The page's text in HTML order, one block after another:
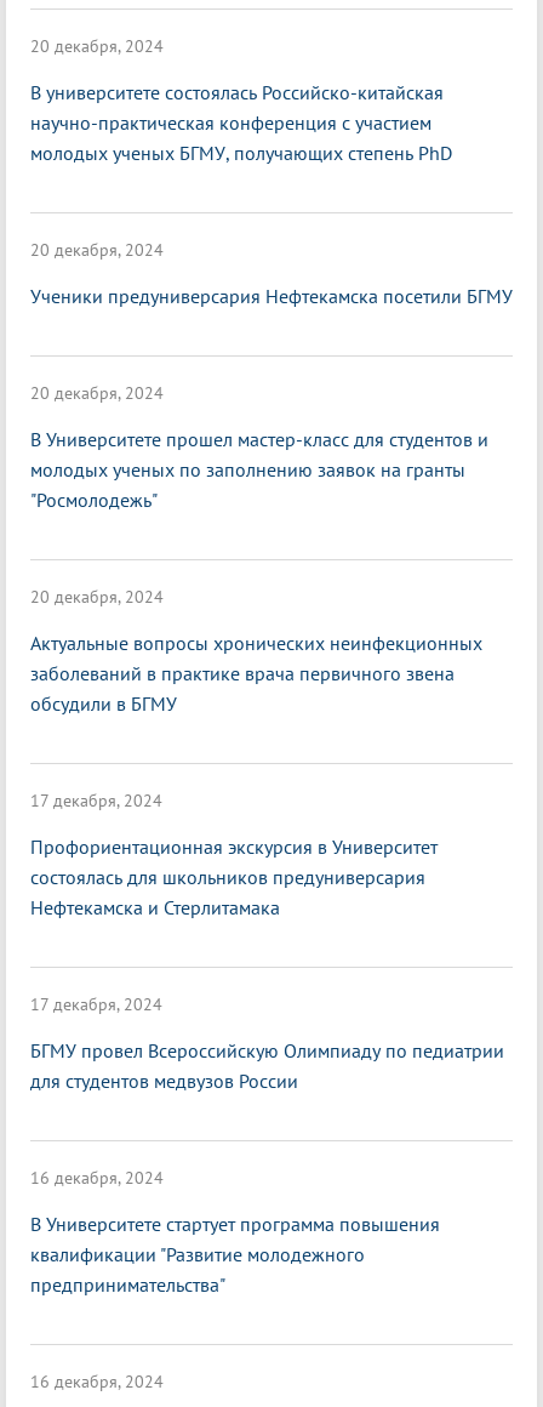
20 декабря, 2024
В университете состоялась Российско-китайская
научно-практическая конференция с участием
молодых ученых БГМУ, получающих степень PhD
20 декабря, 2024
Ученики предуниверсария Нефтекамска посетили БГМУ
20 декабря, 2024
В Университете прошел мастер-класс для студентов и
молодых ученых по заполнению заявок на гранты
"Росмолодежь"
20 декабря, 2024
Актуальные вопросы хронических неинфекционных
заболеваний в практике врача первичного звена
обсудили в БГМУ
17 декабря, 2024
Профориентационная экскурсия в Университет
состоялась для школьников предуниверсария
Нефтекамска и Стерлитамака
17 декабря, 2024
БГМУ провел Всероссийскую Олимпиаду по педиатрии
для студентов медвузов России
16 декабря, 2024
В Университете стартует программа повышения
квалификации "Развитие молодежного
предпринимательства"
16 декабря, 2024